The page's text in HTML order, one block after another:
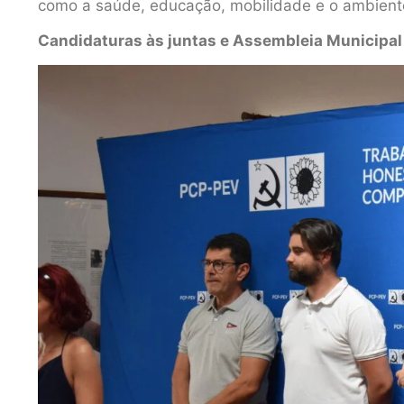
como a saúde, educação, mobilidade e o
Candidaturas às juntas e Assembleia Municipal